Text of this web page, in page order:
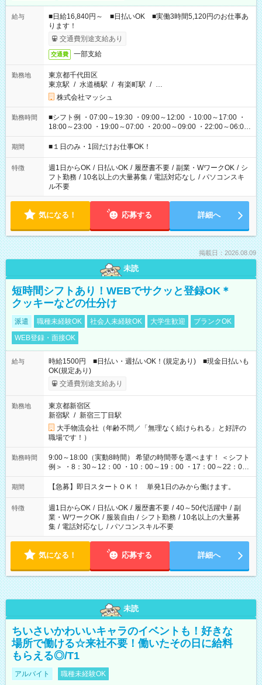
給与
■日給16,840円～ ■日払いOK ■実働3時間5,120円のお仕事あ
ります！
交通費別途支給あり
交通費 一部支給
勤務地
東京都千代田区
東京駅 / 水道橋駅 / 有楽町駅 / …
株式会社マッシュ
勤務時間
■シフト例 ・07:00～19:30 ・09:00～12:00 ・10:00～17:00 ・
18:00～23:00 ・19:00～07:00 ・20:00～09:00 ・22:00～06:00
etc ★最短で3時間で5,120円のお仕事から 15時間で2万円近く稼
げるお仕事も！ ご希望のお時間に合わせてご紹介！ ※シフトは
ください！
期間 ■１日のみ・1回だけお仕事OK！
特徴 週1日からOK / 日払いOK / 履歴書不要 / 副業・WワークOK / シ
フト勤務 / 10名以上の大量募集 / 電話対応なし / パソコンスキ
ル不要
気になる！ 応募する 詳細へ
掲載日：2026.08.09
未読
短時間シフトあり！WEBでサクッと登録OK＊
クッキーなどの仕分け
派遣 職種未経験OK 社会人未経験OK 大学生歓迎
ブランクOK
WEB登録・面接OK
給与
時給1500円 ■日払い・週払いOK！(規定あり) ■現金日払いも
OK(規定あり)
交通費別途支給あり
勤務地
東京都新宿区
新宿駅 / 新宿三丁目駅
大手物流会社（年齢不問／「無理なく続けられる」と好評の
職場です！）
勤務時間
9:00～18:00（実動8時間） 希望の時間帯を選べます！ ＜シフト
例＞ ・8：30～12：00 ・10：00～19：00 ・17：00～22：00
・13：00～22：00 ・22：00～翌6：00 など
期間 【急募】即日スタートＯＫ！ 単発1日のみから働けます。
特徴 週1日からOK / 日払いOK / 履歴書不要 / 40～50代活躍中 / 副
業・WワークOK / 服装自由 / シフト勤務 / 10名以上の大量募
集 / 電話対応なし / パソコンスキル不要
気になる！ 応募する 詳細へ
未読
ちいさいかわいいキャラのイベントも！好きな
場所で働ける☆来社不要！働いたその日に給料
もらえる◎/T1
アルバイト 職種未経験OK